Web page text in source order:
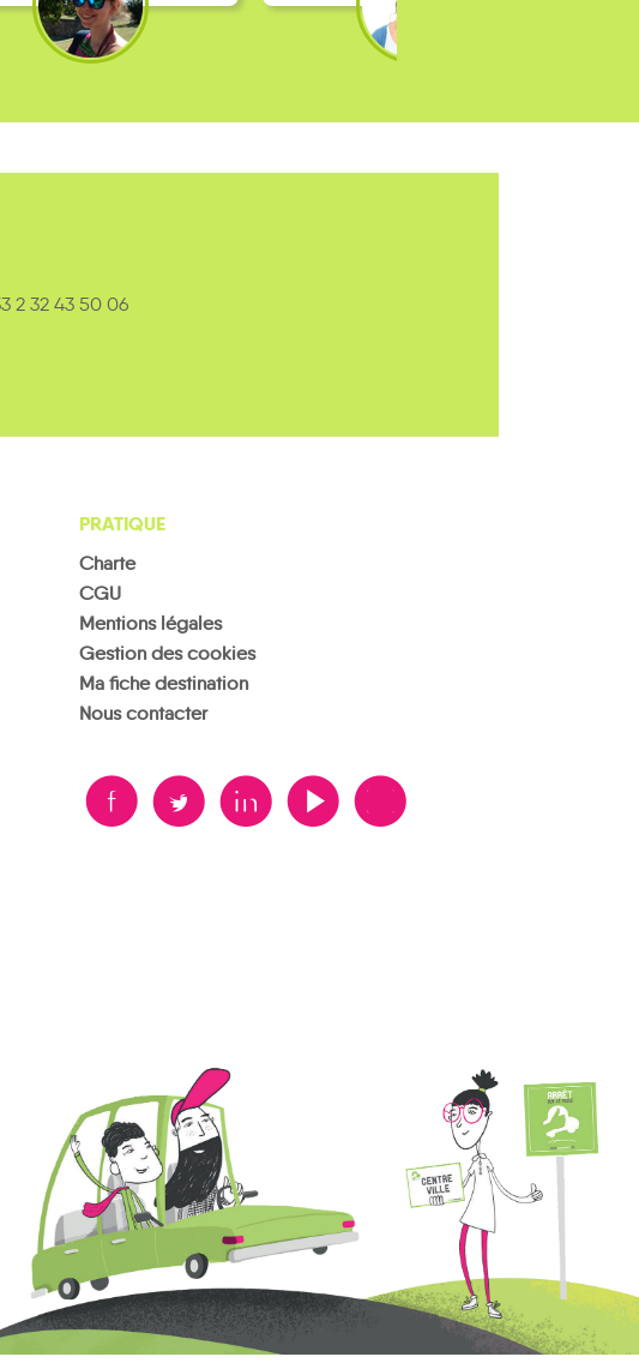
2 32 43 50 06
PRATIQUE
Charte
CGU
Mentions légales
Gestion des cookies
Ma fiche destination
Nous contacter
B A D F V